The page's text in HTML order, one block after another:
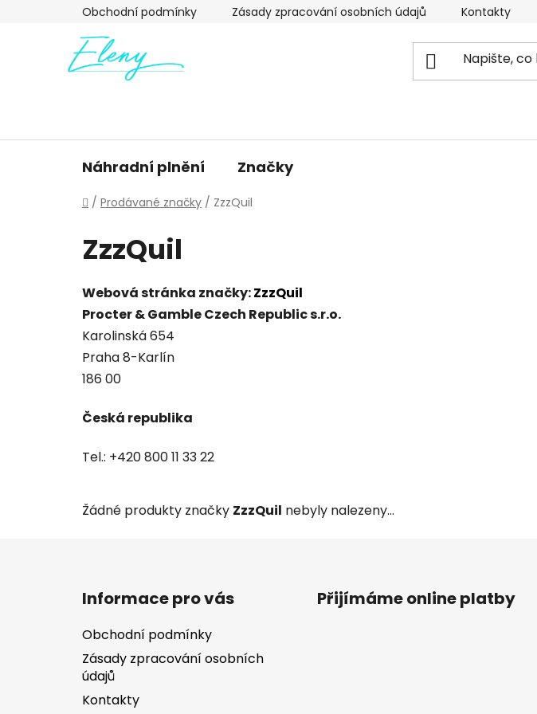
Obchodní podmínky Zásady zpracování osobních údajů Kontakty
Náhradní plnění Značky
Domů
/ Prodávané značky / ZzzQuil
ZzzQuil
Webová stránka značky:ZzzQuil
Procter & Gamble Czech Republic s.r.o.
Karolinská 654
Praha 8-Karlín
186 00
Česká republika
Tel.: +420 800 11 33 22
Žádné produkty značky ZzzQuil nebyly nalezeny...
Informace pro vás
Obchodní podmínky
Zásady zpracování osobních
údajů
Kontakty
Přijímáme online platby